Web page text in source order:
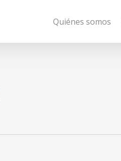
Quiénes somos